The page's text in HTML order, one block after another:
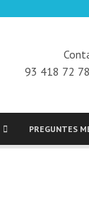
93 418 72
PREGUNTES